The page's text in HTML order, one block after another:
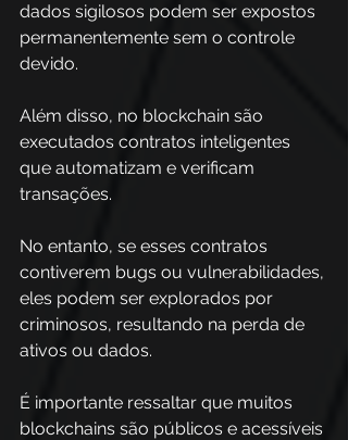
dados sigilosos podem ser expostos
permanentemente sem o controle
devido.
Além disso, no blockchain são
executados contratos inteligentes
que automatizam e verificam
transações.
No entanto, se esses contratos
contiverem bugs ou vulnerabilidades,
eles podem ser explorados por
criminosos, resultando na perda de
ativos ou dados.
É importante ressaltar que muitos
blockchains são públicos e acessíveis